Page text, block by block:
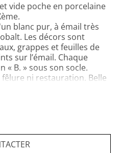
vide poche en porcelaine
blanc pur, à émail très
Les décors sont
grappes et feuilles de
sur l’émail. Chaque
« B. » sous son socle.
ni restauration. Belle